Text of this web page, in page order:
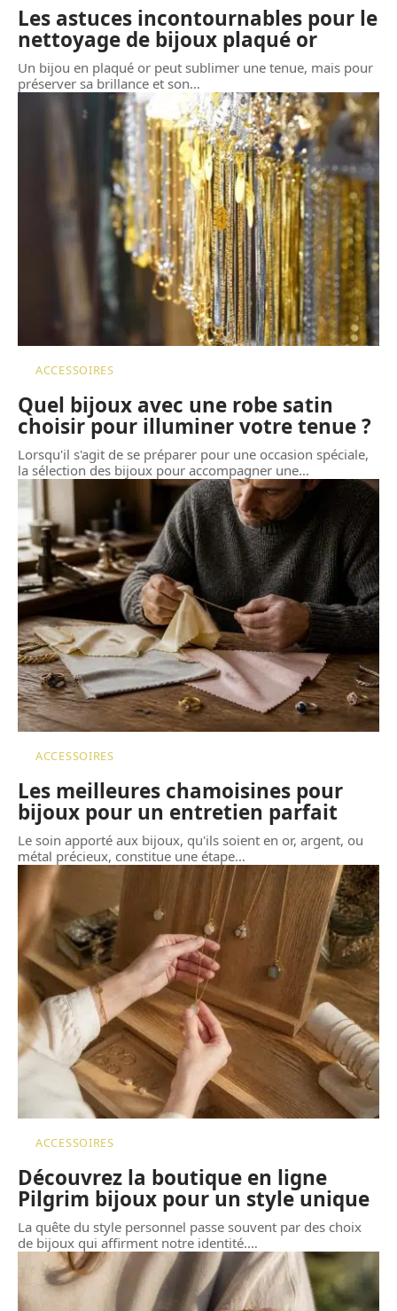
Les astuces incontournables pour le
nettoyage de bijoux plaqué or
Un bijou en plaqué or peut sublimer une tenue, mais pour
préserver sa brillance et son…
ACCESSOIRES
Quel bijoux avec une robe satin
choisir pour illuminer votre tenue ?
Lorsqu'il s'agit de se préparer pour une occasion spéciale,
la sélection des bijoux pour accompagner une…
ACCESSOIRES
Les meilleures chamoisines pour
bijoux pour un entretien parfait
Le soin apporté aux bijoux, qu'ils soient en or, argent, ou
métal précieux, constitue une étape…
ACCESSOIRES
Découvrez la boutique en ligne
Pilgrim bijoux pour un style unique
La quête du style personnel passe souvent par des choix
de bijoux qui affirment notre identité.…